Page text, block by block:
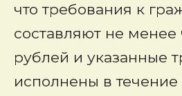
что требования к
составляют не менее
рублей и указанные
исполнены в